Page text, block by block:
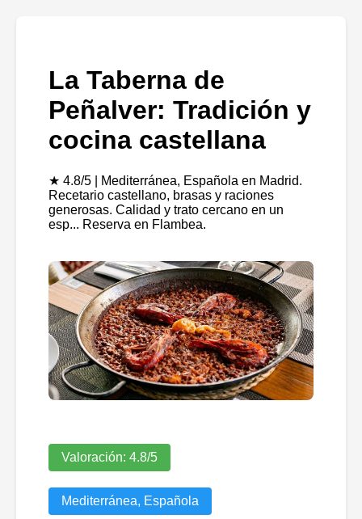
La Taberna de
Peñalver: Tradición y
cocina castellana
★ 4.8/5 | Mediterránea, Española en Madrid.
Recetario castellano, brasas y raciones
generosas. Calidad y trato cercano en un
esp... Reserva en Flambea.
Valoración: 4.8/5
Mediterránea, Española